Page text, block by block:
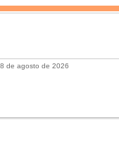
de agosto de 2026